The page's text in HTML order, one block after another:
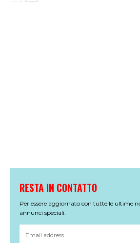
RESTA IN CONTATTO
Per essere aggiornato con tutte le ultime
annunci speciali.